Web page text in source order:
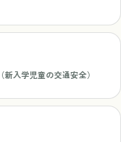
新入学児童の交通安全）